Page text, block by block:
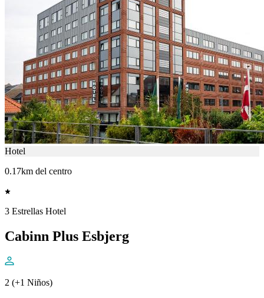
Hotel
0.17km del centro
3 Estrellas Hotel
Cabinn Plus Esbjerg
2 (+1 Niños)